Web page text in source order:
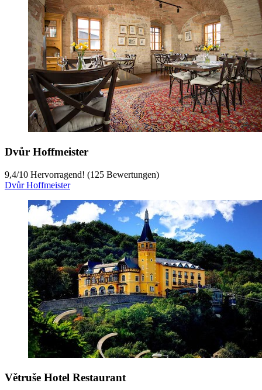
Dvůr Hoffmeister
9,4/10 Hervorragend! (125 Bewertungen)
Dvůr Hoffmeister
Větruše Hotel Restaurant